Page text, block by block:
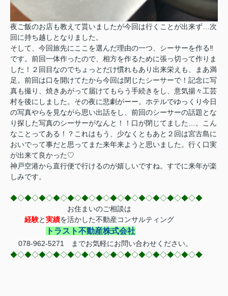
夜ご飯のお店も教えて貰いましたが今回は行くことが出来ず…次
回に持ち越しとなりました。
そして、今回旅先にここを選んだ理由の一つ、シーサーを作る‼
です。前回一体作ったので、相方を作るために張っ切って作りま
した！２回目なのでちょっとだけ慣れもあり出来栄えも、まあ満
足。前回は口を開けてたから今回は閉じたシーサーで！記念に写
真も撮り、焼きあがって届けてもらう手続きをし、意気揚々工芸
村を後にしました。その夜に悲劇がーー。ホテルでゆっくり今日
の写真やらを見ながら思い出話をし、前回のシーサーの話題とな
り探した写真のシーサーがなんと！！口が閉じてました…。こん
なことってある！？これはもう、少なくともあと２回は宮古島に
おいでって事だと思ってまた来年来ようと思いました。行く口実
が出来て良かった♡
神戸空港から直行便で行けるのが嬉しいですね。すでに来年が楽
しみです。
◆◇◆◇◆◇◆◇◆◇◆◇◆◇◆◇◆◇◆◇◆◇◆◇◆◇◆
お住まいのご相談は
経験と実績を活かした不動産コンサルティング
トラスト不動産株式会社
078-962-5271 までお気軽にお問い合わせください。
◆◇◆◇◆◇◆◇◆◇◆◇◆◇◆◇◆◇◆◇◆◇◆◇◆◇◆